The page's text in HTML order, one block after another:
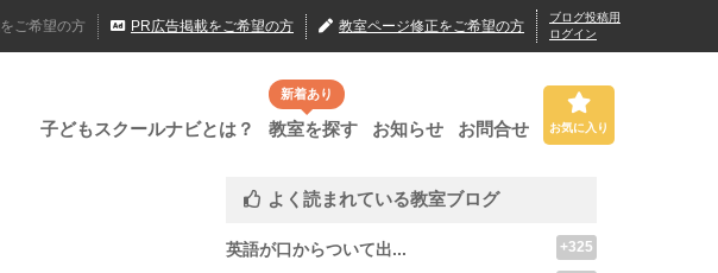
をご希望の方 PR広告掲載をご希望の方 教室ページ修正をご希望の方
ブログ投稿用
ログイン
子どもスクールナビとは？
新着あり
教室を探す お知らせ お問合せ お気に入り
よく読まれている教室ブログ
英語が口からついて出... +325